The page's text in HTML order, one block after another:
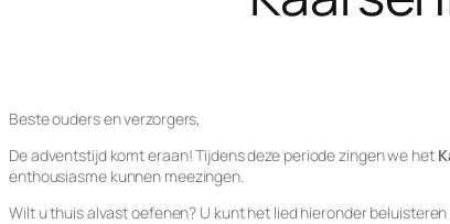
Beste ouders en verzorgers,
De adventstijd komt eraan! Tijdens deze periode zingen we het
enthousiasme kunnen meezingen.
Wilt u thuis alvast oefenen? U kunt het lied hieronder